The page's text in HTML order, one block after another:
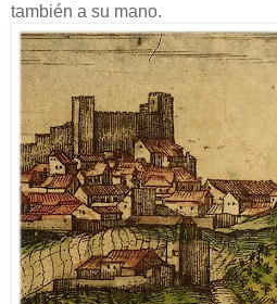
también a su mano.